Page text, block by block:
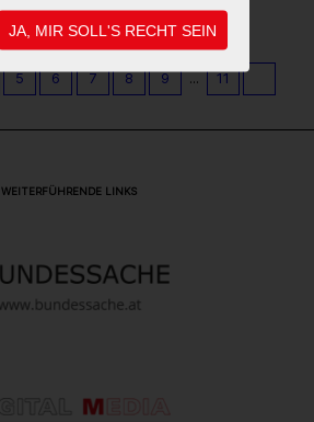
JA, MIR SOLL'S RECHT SEIN
5 6 7 8 9 ... 11
WEITERFÜHRENDE LINKS